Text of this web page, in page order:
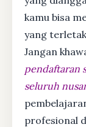
kamu bisa
yang
Jangan
pendaftaran
seluruh
profesional